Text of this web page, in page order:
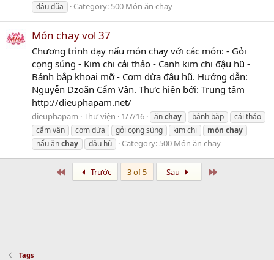
đậu đũa
Category: 500 Món ăn chay
Món chay vol 37
Chương trình dạy nấu món chay với các món: - Gỏi
cọng súng - Kim chi cải thảo - Canh kim chi đậu hũ -
Bánh bắp khoai mỡ - Cơm dừa đậu hũ. Hướng dẫn:
Nguyễn Dzoãn Cẩm Vân. Thực hiện bởi: Trung tâm
http://dieuphapam.net/
dieuphapam Thư viện 1/7/16 ănchay bánh bắp
cải thảo
cẩm vân
cơm dừa gỏi cọng súng kim chi món chay
nấu ănchay đậu hũ Category: 500 Món ăn chay
Trước 3 of 5 Sau
Tags